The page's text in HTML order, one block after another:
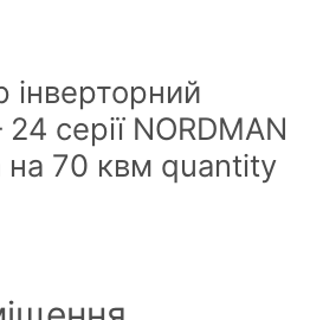
інверторний
серії NORDMAN
на 70 квм quantity